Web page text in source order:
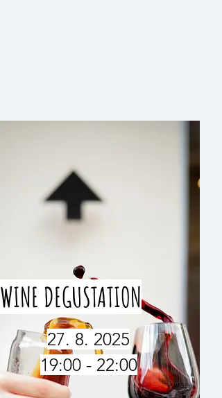
WINE DEGUSTATION
27. 8. 2025
19:00 - 22:00